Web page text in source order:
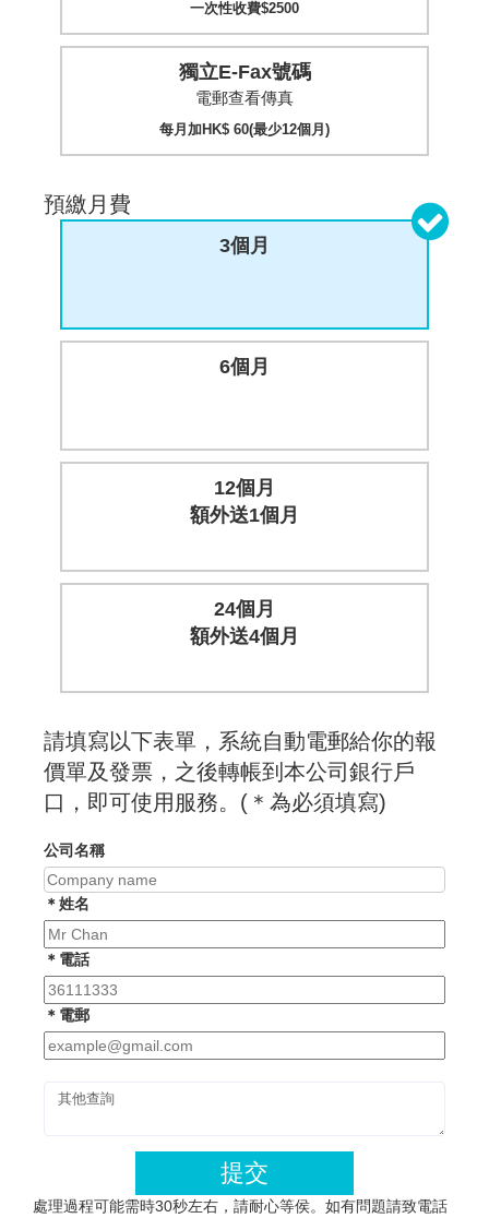
一次性收費$2500
獨立E-Fax號碼
電郵查看傳真
每月加HK$ 60(最少12個月)
預繳月費
3個月
6個月
12個月
額外送1個月
24個月
額外送4個月
請填寫以下表單，系統自動電郵給你的報
價單及發票，之後轉帳到本公司銀行戶
口，即可使用服務。(＊為必須填寫)
公司名稱
＊姓名
＊電話
＊電郵
提交
處理過程可能需時30秒左右，請耐心等侯。如有問題請致電話